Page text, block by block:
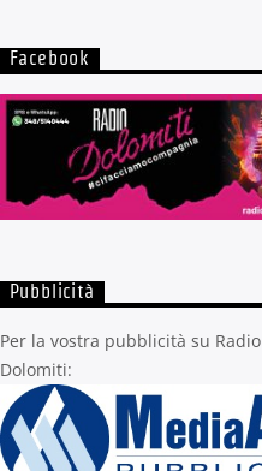
Facebook
Pubblicità
Per la vostra pubblicità su Radio
Dolomiti: